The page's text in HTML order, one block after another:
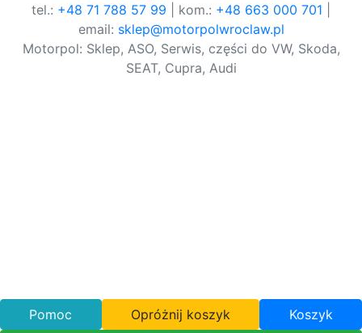
tel.: +48 71 788 57 99 | kom.: +48 663 000 701
email: sklep@motorpolwroclaw.pl
Motorpol: Sklep, ASO, Serwis, części do VW, Skoda,
SEAT, Cupra, Audi
Pomoc Opróżnij koszyk Koszyk